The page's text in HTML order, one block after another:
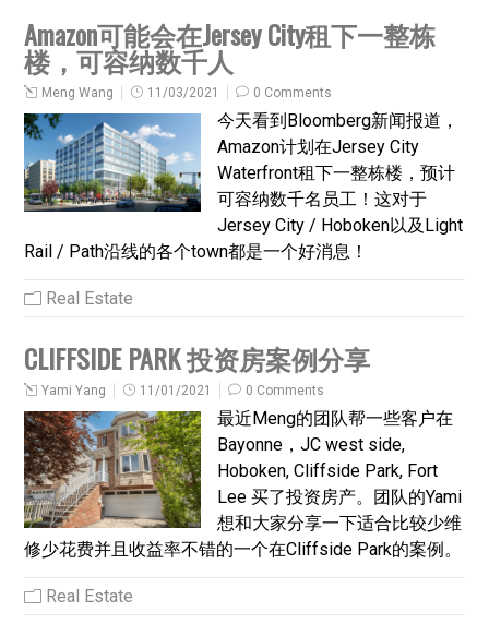
Amazon可能会在Jersey City租下一整栋
楼，可容纳数千人
Meng Wang 11/03/2021 0 Comments
今天看到Bloomberg新闻报道，
Amazon计划在Jersey City
Waterfront租下一整栋楼，预计
可容纳数千名员工！这对于
Jersey City / Hoboken以及Light
Rail / Path沿线的各个town都是一个好消息！
Real Estate
CLIFFSIDE PARK 投资房案例分享
Yami Yang 11/01/2021 0 Comments
最近Meng的团队帮一些客户在
Bayonne，JC west side,
Hoboken, Cliffside Park, Fort
Lee 买了投资房产。团队的Yami
想和大家分享一下适合比较少维
修少花费并且收益率不错的一个在Cliffside Park的案例。
Real Estate